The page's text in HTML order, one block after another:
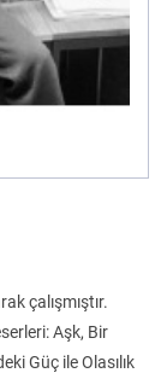
Kitaplığı
çalışmıştır.
Aşk, Bir
Güç ile Olasılık